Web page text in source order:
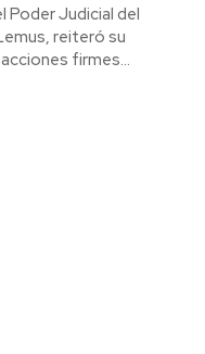
Poder Judicial del
reiteró su
firmes...